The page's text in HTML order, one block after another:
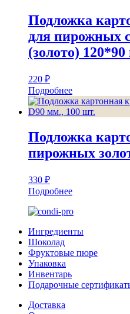
Подложка
для пирожных
(золото)
220 ₽
Подробнее
Подложка
пирожных
330 ₽
Подробнее
Ингредиенты
Шоколад
Фруктовые пюре
Упаковка
Инвентарь
Подарочные
Доставка